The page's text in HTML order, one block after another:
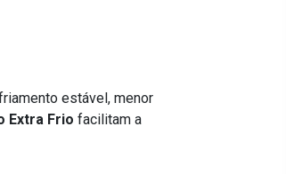
estável, menor
Extra Frio facilitam a